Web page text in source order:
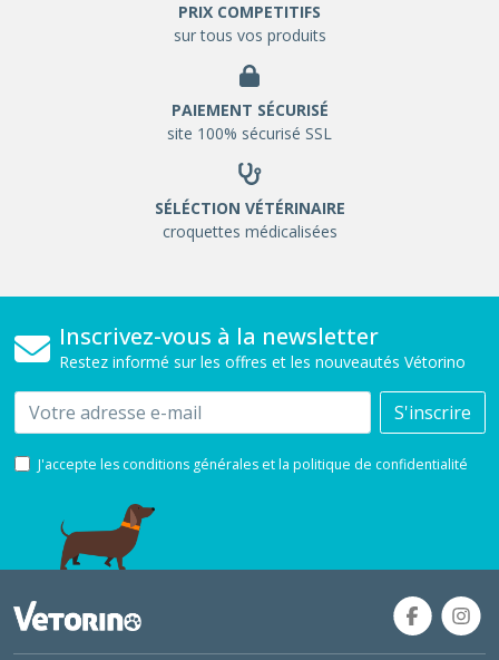
PRIX COMPETITIFS
sur tous vos produits
PAIEMENT SÉCURISÉ
site 100% sécurisé SSL
SÉLÉCTION VÉTÉRINAIRE
croquettes médicalisées
Inscrivez-vous à la newsletter
Restez informé sur les offres et les nouveautés Vétorino
Email S'inscrire
J'accepte les conditions générales et la politique de confidentialité